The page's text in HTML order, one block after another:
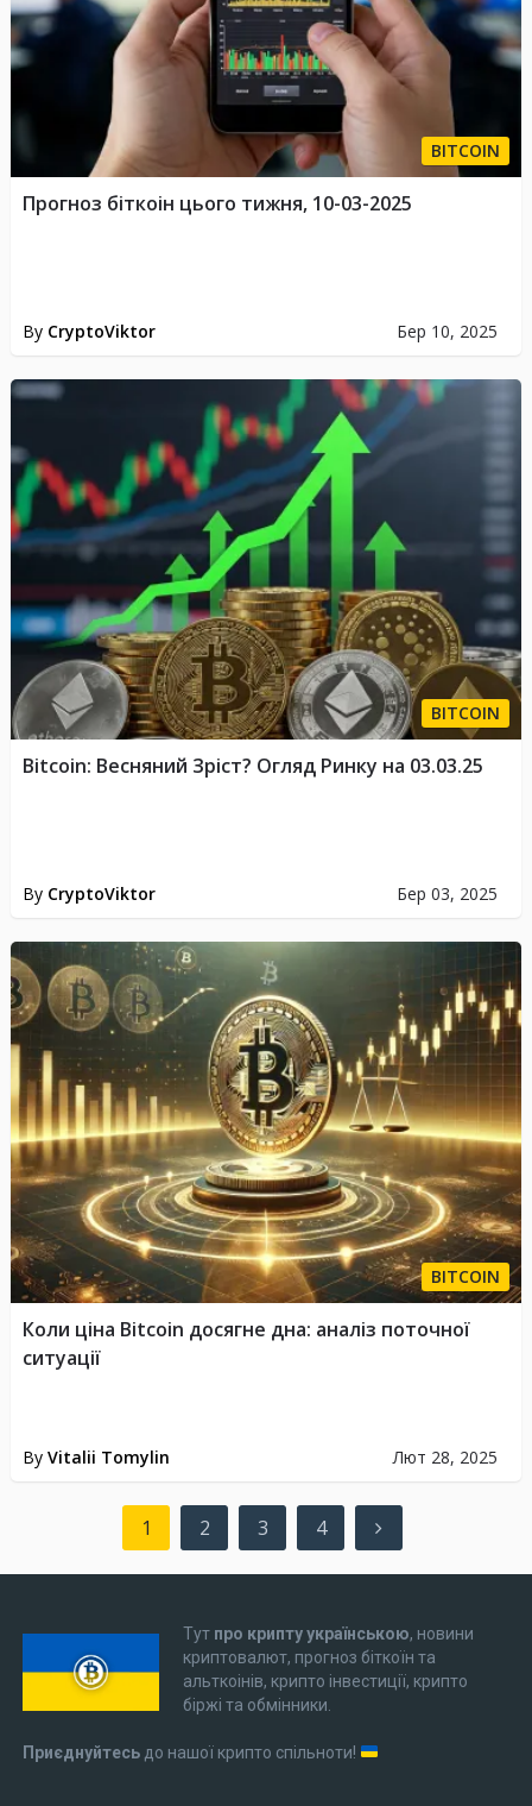
BITCOIN
By CryptoViktor Бер 10, 2025
Прогноз біткоін цього тижня, 10-03-2025
BITCOIN
By CryptoViktor Бер 03, 2025
Bitcoin: Весняний Зріст? Огляд Ринку на 03.03.25
BITCOIN
By Vitalii Tomylin Лют 28, 2025
Коли ціна Bitcoin досягне дна: аналіз поточної
ситуації
Пагінація1 2 3 4
Тут про крипту українською, новини
криптовалют, прогноз біткоїн та
альткоінів, крипто інвестиції, крипто
біржі та обмінники.
Приєднуйтесьдо нашої крипто спільноти!